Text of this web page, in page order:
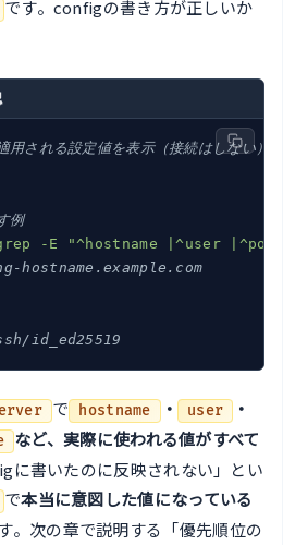
です。configの書き方が正しいか
される設定値を表示（接続はしない）
例
-E "^hostname |^user
hostname.example.com
id_ed25519
で hostname ・ user ・
など、実際に使われる値がすべて
に書いたのに反映されない」とい
で本当に意図した値になっている
。次の章で説明する「優先順位の